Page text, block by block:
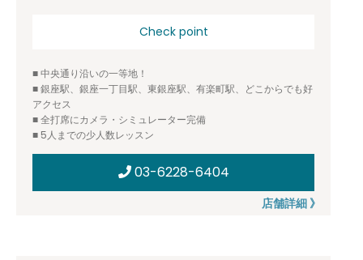
Check point
■ 中央通り沿いの一等地！
■ 銀座駅、銀座一丁目駅、東銀座駅、有楽町駅、どこからでも好
アクセス
■ 全打席にカメラ・シミュレーター完備
■ 5人までの少人数レッスン
03-6228-6404
店舗詳細 》